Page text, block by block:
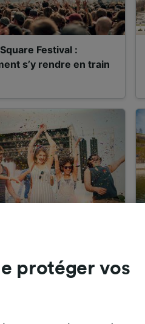
Festival :
s’y rendre en train
Berlin :
y aller ?
protéger vos